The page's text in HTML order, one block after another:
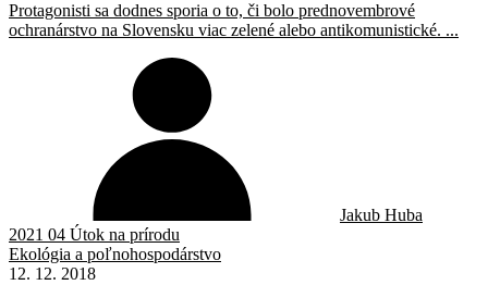
Protagonisti sa dodnes sporia o to, či bolo prednovembrové
ochranárstvo na Slovensku viac zelené alebo antikomunistické. ...
Jakub Huba
2021 04 Útok na prírodu
Ekológia a poľnohospodárstvo
12. 12. 2018